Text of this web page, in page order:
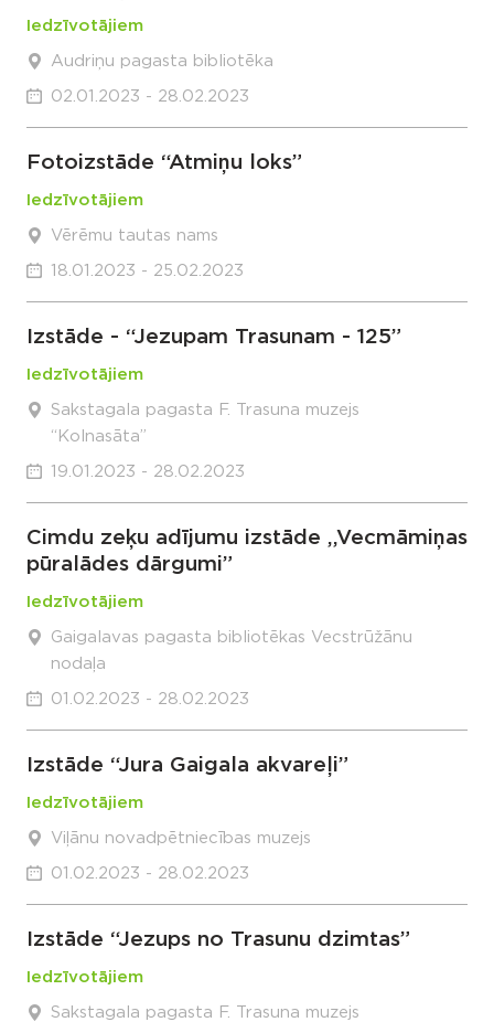
Iedzīvotājiem
Audriņu pagasta bibliotēka
02.01.2023 - 28.02.2023
Fotoizstāde “Atmiņu loks”
Iedzīvotājiem
Vērēmu tautas nams
18.01.2023 - 25.02.2023
Izstāde - “Jezupam Trasunam - 125”
Iedzīvotājiem
Sakstagala pagasta F. Trasuna muzejs
“Kolnasāta”
19.01.2023 - 28.02.2023
Cimdu zeķu adījumu izstāde ,,Vecmāmiņas
pūralādes dārgumi”
Iedzīvotājiem
Gaigalavas pagasta bibliotēkas Vecstrūžānu
nodaļa
01.02.2023 - 28.02.2023
Izstāde “Jura Gaigala akvareļi”
Iedzīvotājiem
Viļānu novadpētniecības muzejs
01.02.2023 - 28.02.2023
Izstāde “Jezups no Trasunu dzimtas”
Iedzīvotājiem
Sakstagala pagasta F. Trasuna muzejs